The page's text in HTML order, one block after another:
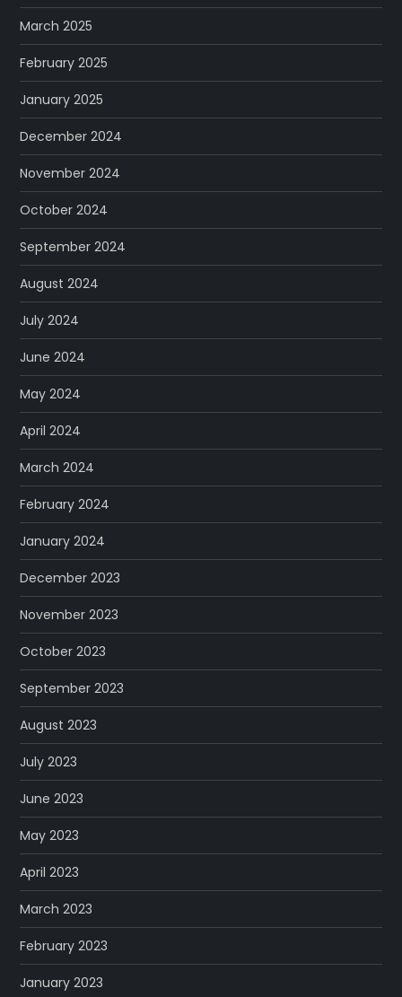
March 2025
February 2025
January 2025
December 2024
November 2024
October 2024
September 2024
August 2024
July 2024
June 2024
May 2024
April 2024
March 2024
February 2024
January 2024
December 2023
November 2023
October 2023
September 2023
August 2023
July 2023
June 2023
May 2023
April 2023
March 2023
February 2023
January 2023